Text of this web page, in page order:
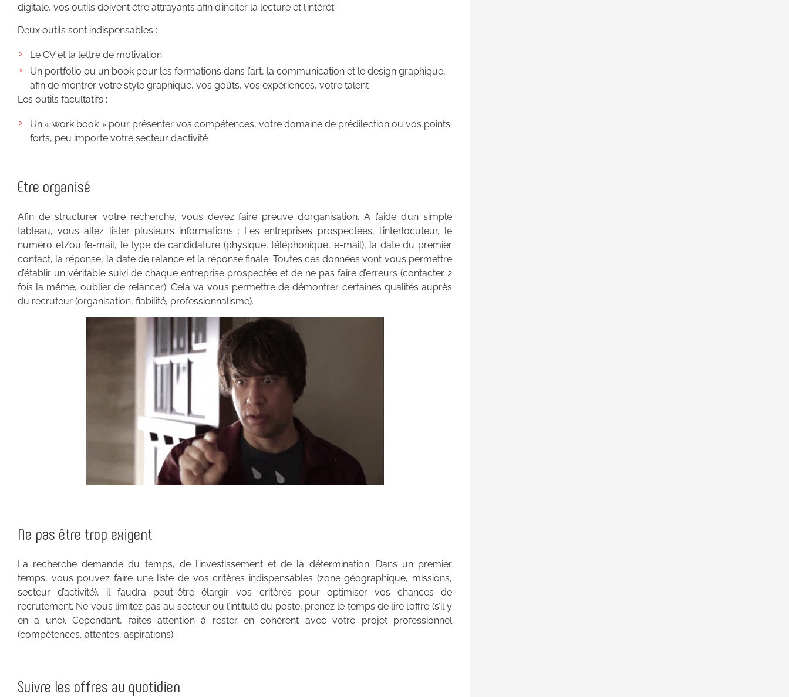
digitale, vos outils doivent être attrayants afin d’inciter la lecture et l’intérêt.
Deux outils sont indispensables :
Le CV et la lettre de motivation
Un portfolio ou un book pour les formations dans l’art, la communication et le design graphique,
afin de montrer votre style graphique, vos goûts, vos expériences, votre talent
Les outils facultatifs :
Un « work book » pour présenter vos compétences, votre domaine de prédilection ou vos points
forts, peu importe votre secteur d’activité
Etre organisé
Afin de structurer votre recherche, vous devez faire preuve d’organisation. A l’aide d’un simple
tableau, vous allez lister plusieurs informations : Les entreprises prospectées, l’interlocuteur, le
numéro et/ou l’e-mail, le type de candidature (physique, téléphonique, e-mail), la date du premier
contact, la réponse, la date de relance et la réponse finale. Toutes ces données vont vous permettre
d’établir un véritable suivi de chaque entreprise prospectée et de ne pas faire d’erreurs (contacter 2
fois la même, oublier de relancer). Cela va vous permettre de démontrer certaines qualités auprès
du recruteur (organisation, fiabilité, professionnalisme).
Ne pas être trop exigent
La recherche demande du temps, de l’investissement et de la détermination. Dans un premier
temps, vous pouvez faire une liste de vos critères indispensables (zone géographique, missions,
secteur d’activité), il faudra peut-être élargir vos critères pour optimiser vos chances de
recrutement. Ne vous limitez pas au secteur ou l’intitulé du poste, prenez le temps de lire l’offre (s’il y
en a une). Cependant, faites attention à rester en cohérent avec votre projet professionnel
(compétences, attentes, aspirations).
Suivre les offres au quotidien